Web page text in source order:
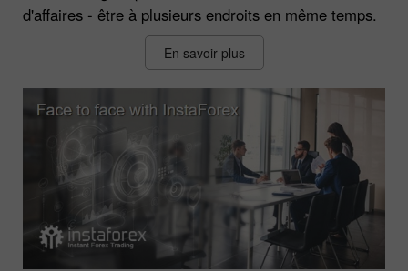
d'affaires - être à plusieurs endroits en même temps.
En savoir plus